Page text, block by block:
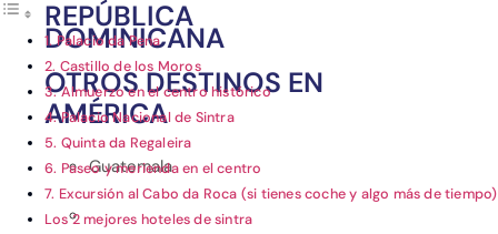
REPÚBLICA
DOMINICANA
OTROS DESTINOS EN
AMÉRICA
Guatemala
1. Palacio da Pena
2. Castillo de los Moros
3. Almuerzo en el centro histórico
4. Palacio Nacional de Sintra
5. Quinta da Regaleira
6. Paseo y merienda en el centro
7. Excursión al Cabo da Roca (si tienes coche y algo más de tiempo)
Los 2 mejores hoteles de sintra